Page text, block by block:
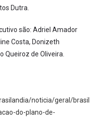
Dutra.
são: Adriel Amador
Costa, Donizeth
Queiroz de Oliveira.
noticia/geral/brasil
do-plano-de-